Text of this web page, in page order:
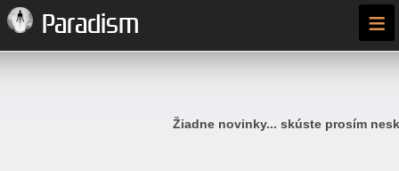
Paradism ≡
Žiadne novinky... skúste prosím